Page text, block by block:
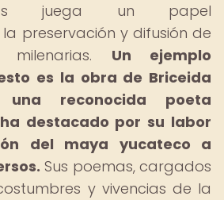
juega un papel
preservación y difusión de
milenarias. Un ejemplo
es la obra de Briceida
una reconocida poeta
destacado por su labor
del maya yucateco a
Sus poemas, cargados
y vivencias de la